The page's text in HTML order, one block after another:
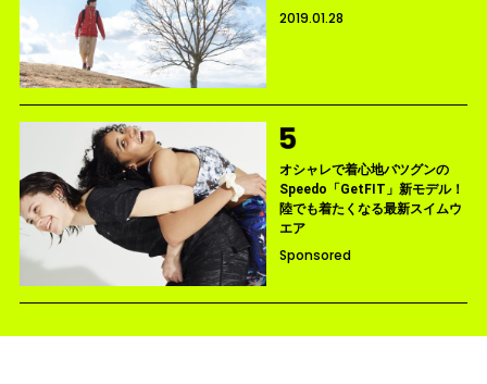
2019.01.28
オシャレで着心地バツグンの
Speedo「GetFIT」新モデル！
陸でも着たくなる最新スイムウ
エア
Sponsored